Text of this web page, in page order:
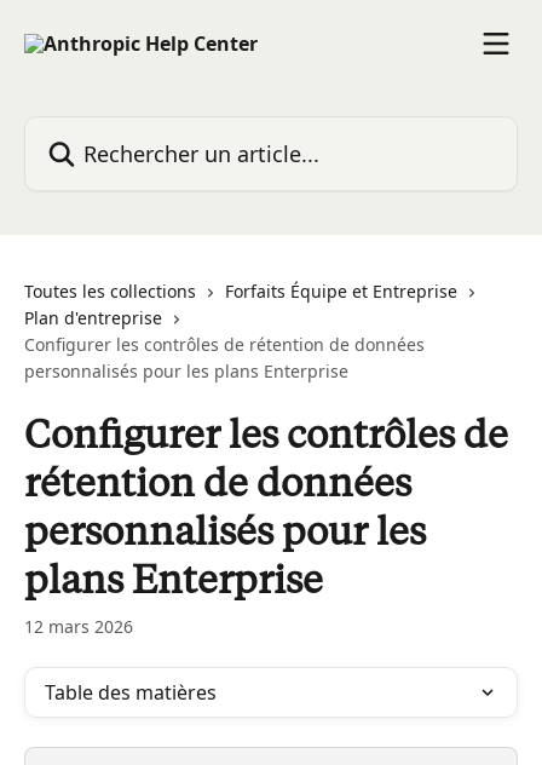
Toutes les collections
Forfaits Équipe et Entreprise
Plan d'entreprise
Configurer les contrôles de rétention de données
personnalisés pour les plans Enterprise
Configurer les contrôles de
rétention de données
personnalisés pour les
plans Enterprise
12 mars 2026
Table des matières